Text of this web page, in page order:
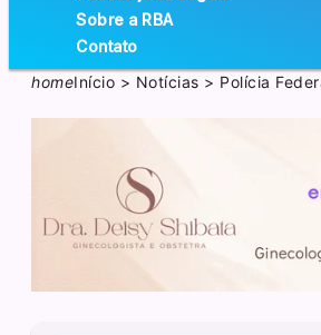
Sobre a RBA
Contato
homeInício > Notícias > Polícia